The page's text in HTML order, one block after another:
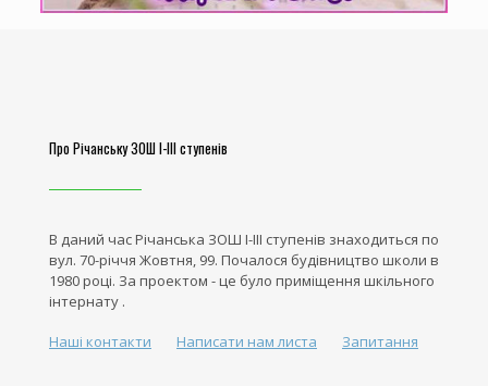
Про Річанську ЗОШ І-ІІІ ступенів
В даний час Річанська ЗОШ І-ІІІ ступенів знаходиться по
вул. 70-річчя Жовтня, 99. Почалося будівництво школи в
1980 році. За проектом - це було приміщення шкільного
інтернату .
Наші контакти Написати нам листа Запитання